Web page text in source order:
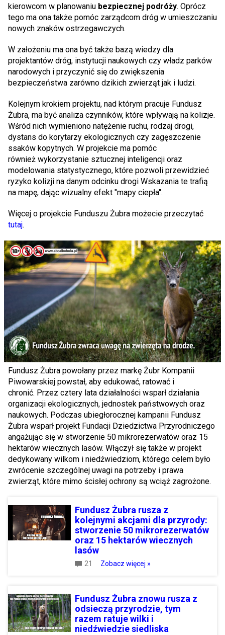
kierowcom w planowaniu bezpiecznej podróży. Oprócz
tego ma ona także pomóc zarządcom dróg w umieszczaniu
nowych znaków ostrzegawczych.
W założeniu ma ona być także bazą wiedzy dla
projektantów dróg, instytucji naukowych czy władz parków
narodowych i przyczynić się do zwiększenia
bezpieczeństwa zarówno dzikich zwierząt jak i ludzi.
Kolejnym krokiem projektu, nad którym pracuje Fundusz
Żubra, ma być analiza czynników, które wpływają na kolizje.
Wśród nich wymieniono natężenie ruchu, rodzaj drogi,
dystans do korytarzy ekologicznych czy zagęszczenie
ssaków kopytnych. W projekcie ma pomóc
również wykorzystanie sztucznej inteligencji oraz
modelowania statystycznego, które pozwoli przewidzieć
ryzyko kolizji na danym odcinku drogi Wskazania te trafią
na mapę, dając wizualny efekt "mapy ciepła".
Więcej o projekcie Funduszu Żubra możecie przeczytać
tutaj.
Fundusz Żubra powołany przez markę Żubr Kompanii
Piwowarskiej powstał, aby edukować, ratować i
chronić. Przez cztery lata działalności wsparł działania
organizacji ekologicznych, jednostek państwowych oraz
naukowych. Podczas ubiegłorocznej kampanii Fundusz
Żubra wsparł projekt Fundacji Dziedzictwa Przyrodniczego
angażując się w stworzenie 50 mikrorezerwatów oraz 15
hektarów wiecznych lasów. Włączył się także w projekt
dedykowany wilkom i niedźwiedziom, którego celem było
zwrócenie szczególnej uwagi na potrzeby i prawa
zwierząt, które mimo ścisłej ochrony są wciąż zagrożone.
Fundusz Żubra rusza z
kolejnymi akcjami dla przyrody:
stworzenie 50 mikrorezerwatów
oraz 15 hektarów wiecznych
lasów
21 Zobacz więcej »
Fundusz Żubra znowu rusza z
odsieczą przyrodzie, tym
razem ratuje wilki i
niedźwiedzie siedliska